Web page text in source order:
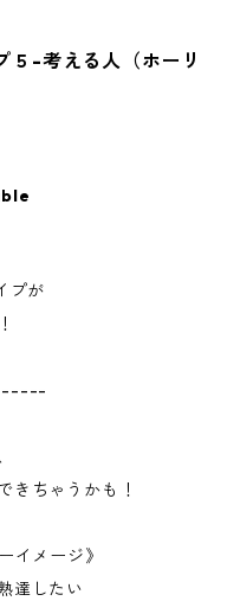
５-考える人（ホーリ
プが
きちゃうかも！
イメージ》
達したい